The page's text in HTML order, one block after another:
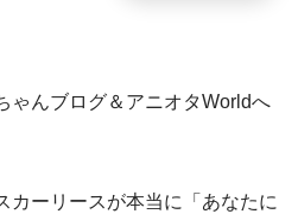
ゃんブログ＆アニオタWorldへ
カーリースが本当に「あなたに